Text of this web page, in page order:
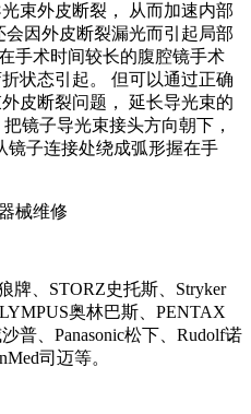
束外皮断裂， 从而加速内部
因外皮断裂漏光而引起局部
手术时间较长的腹腔镜手术
状态引起。 但可以通过正确
皮断裂问题， 延长导光束的
镜子导光束接头方向朝下，
镜子连接处绕成弧形握在手
、STORZ史托斯、Stryker
奥林巴斯、PENTAX
普、Panasonic松下、Rudolf诺
司迈等。